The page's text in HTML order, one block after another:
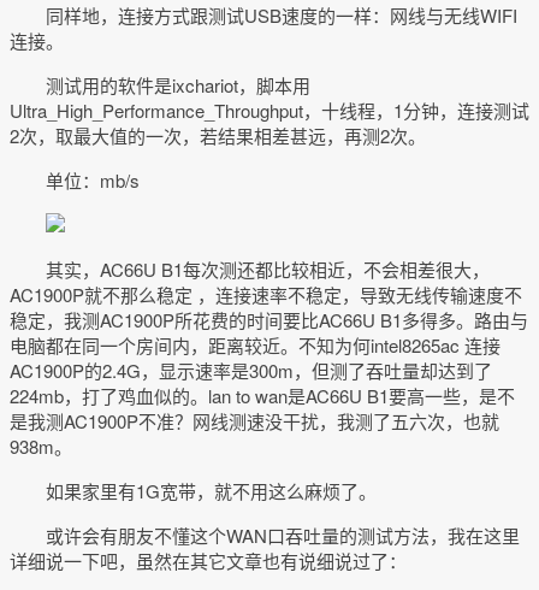
同样地，连接方式跟测试USB速度的一样：网线与无线WIFI
连接。
测试用的软件是ixchariot，脚本用
Ultra_High_Performance_Throughput，十线程，1分钟，连接测试
2次，取最大值的一次，若结果相差甚远，再测2次。
单位：mb/s
其实，AC66U B1每次测还都比较相近，不会相差很大，
AC1900P就不那么稳定 ，连接速率不稳定，导致无线传输速度不
稳定，我测AC1900P所花费的时间要比AC66U B1多得多。路由与
电脑都在同一个房间内，距离较近。不知为何intel8265ac 连接
AC1900P的2.4G，显示速率是300m，但测了吞吐量却达到了
224mb，打了鸡血似的。lan to wan是AC66U B1要高一些，是不
是我测AC1900P不准？网线测速没干扰，我测了五六次，也就
938m。
如果家里有1G宽带，就不用这么麻烦了。
或许会有朋友不懂这个WAN口吞吐量的测试方法，我在这里
详细说一下吧，虽然在其它文章也有说细说过了：